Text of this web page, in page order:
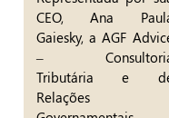
CEO, Ana
Gaiesky, a AGF
–
Tributária e
Relações